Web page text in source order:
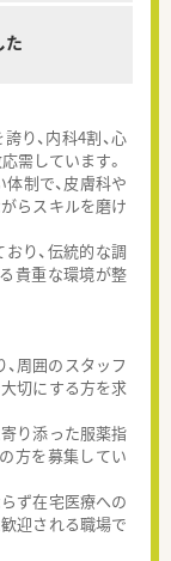
た
り、内科4割、心
需しています。
制で、皮膚科や
らスキルを磨け
り、伝統的な調
貴重な環境が整
周囲のスタッフ
切にする方を求
り添った服薬指
方を募集してい
ず在宅医療への
迎される職場で